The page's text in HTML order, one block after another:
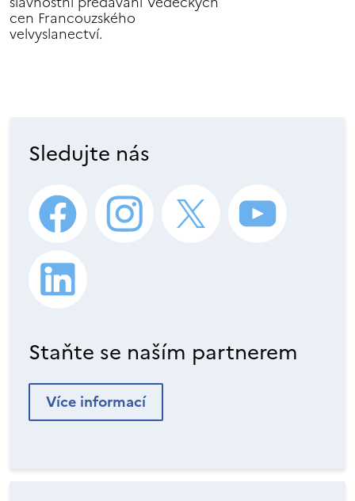
cen Francouzského
velvyslanectví.
Sledujte nás
Staňte se naším partnerem
Více informací